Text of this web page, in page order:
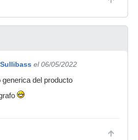
el 06/05/2022
generica del producto